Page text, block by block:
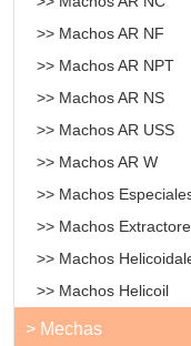
>> Machos AR NF
>> Machos AR NPT
>> Machos AR NS
>> Machos AR USS
>> Machos AR W
>> Machos
>> Machos
>> Machos
>> Machos Helicoil
> Mechas